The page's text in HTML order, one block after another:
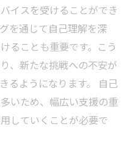
イスを受けることができ
を通じて自己理解を深
ることも重要です。こう
、新たな挑戦への不安が
るようになります。 自己
いため、幅広い支援の重
していくことが必要で